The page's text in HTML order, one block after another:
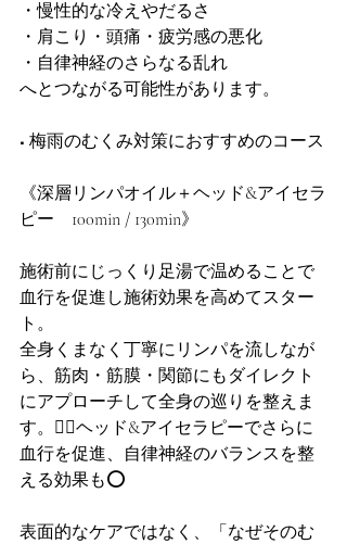
・慢性的な冷えやだるさ
・肩こり・頭痛・疲労感の悪化
・自律神経のさらなる乱れ
へとつながる可能性があります。
■ 梅雨のむくみ対策におすすめのコース
《深層リンパオイル＋ヘッド&アイセラ
ピー　100min / 130min》
施術前にじっくり足湯で温めることで
血行を促進し施術効果を高めてスター
ト。
全身くまなく丁寧にリンパを流しなが
ら、筋肉・筋膜・関節にもダイレクト
にアプローチして全身の巡りを整えま
す。💆‍♀️ヘッド&アイセラピーでさらに
血行を促進、自律神経のバランスを整
える効果も⭕️
表面的なケアではなく、「なぜそのむ